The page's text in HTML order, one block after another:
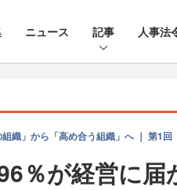
ニュース 記事 人事法
織」から「高め合う組織」へ ｜ 第1回
％が経営に